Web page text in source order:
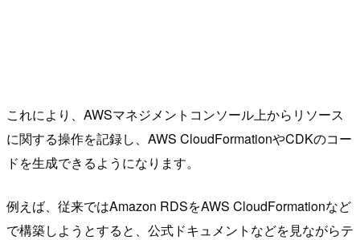
これにより、AWSマネジメントコンソール上からリソース
に関する操作を記録し、AWS CloudFormationやCDKのコー
ドを生成できるようになります。
例えば、従来ではAmazon RDSをAWS CloudFormationなど
で構築しようとすると、公式ドキュメントなどを見ながらテ